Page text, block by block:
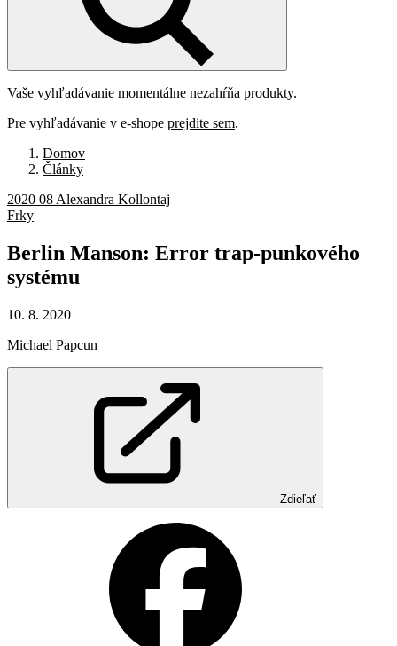
Vaše vyhľadávanie momentálne nezahŕňa produkty.
Pre vyhľadávanie v e-shope prejdite sem.
Domov
Články
2020 08 Alexandra Kollontaj
Frky
Berlin Manson: Error trap-punkového
systému
10. 8. 2020
Michael Papcun
Zdieľať